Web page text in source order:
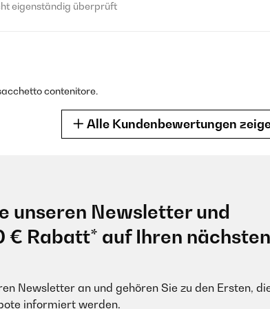
eigenständig überprüft
eigenständig überprüft
contenitore.
à toutes mes randos, léger pour le glisser dans le
eigenständig überprüft
Alle Kundenbewertungen
unseren Newsletter und
€ Rabatt* auf Ihren nächsten
Newsletter an und gehören Sie zu den Ersten,
informiert werden.